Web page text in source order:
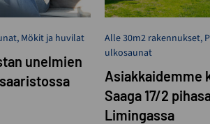
, Mökit ja huvilat
unelmien
Alle 30m2 rakennukset,
ulkosaunat
Asiakkaidemme
Saaga 17/2
Limingassa